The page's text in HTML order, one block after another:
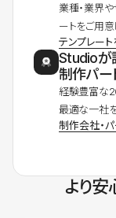
業種・業界
ートをご用意
テンプレート
Studioが
制作パー
経験豊富な
最適な一社を
制作会社・
より安